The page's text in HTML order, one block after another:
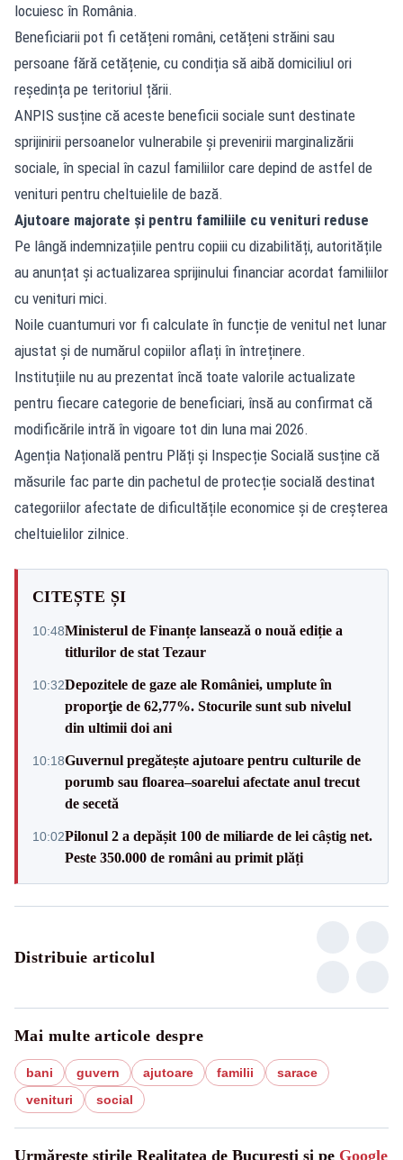
locuiesc în România.
Beneficiarii pot fi cetățeni români, cetățeni străini sau
persoane fără cetățenie, cu condiția să aibă domiciliul ori
reședința pe teritoriul țării.
ANPIS susține că aceste beneficii sociale sunt destinate
sprijinirii persoanelor vulnerabile și prevenirii marginalizării
sociale, în special în cazul familiilor care depind de astfel de
venituri pentru cheltuielile de bază.
Ajutoare majorate și pentru familiile cu venituri reduse
Pe lângă indemnizațiile pentru copiii cu dizabilități, autoritățile
au anunțat și actualizarea sprijinului financiar acordat familiilor
cu venituri mici.
Noile cuantumuri vor fi calculate în funcție de venitul net lunar
ajustat și de numărul copiilor aflați în întreținere.
Instituțiile nu au prezentat încă toate valorile actualizate
pentru fiecare categorie de beneficiari, însă au confirmat că
modificările intră în vigoare tot din luna mai 2026.
Agenția Națională pentru Plăți și Inspecție Socială susține că
măsurile fac parte din pachetul de protecție socială destinat
categoriilor afectate de dificultățile economice și de creșterea
cheltuielilor zilnice.
CITEȘTE ȘI
10:48Ministerul de Finanțe lansează o nouă ediție a
titlurilor de stat Tezaur
10:32Depozitele de gaze ale României, umplute în
proporţie de 62,77%. Stocurile sunt sub nivelul
din ultimii doi ani
10:18Guvernul pregătește ajutoare pentru culturile de
porumb sau floarea–soarelui afectate anul trecut
de secetă
10:02Pilonul 2 a depășit 100 de miliarde de lei câștig net.
Peste 350.000 de români au primit plăți
Distribuie articolul
Mai multe articole despre
bani guvern ajutoare familii
sarace
venituri
social
Urmărește știrile Realitatea de Bucuresti și pe Google